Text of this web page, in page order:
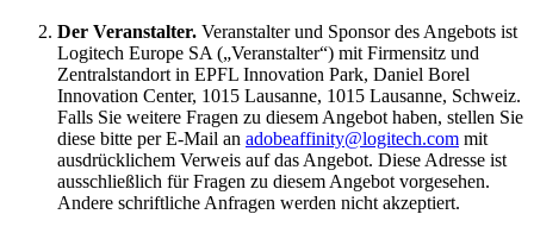
Der Veranstalter. Veranstalter und Sponsor des Angebots ist
Logitech Europe SA („Veranstalter“) mit Firmensitz und
Zentralstandort in EPFL Innovation Park, Daniel Borel
Innovation Center, 1015 Lausanne, 1015 Lausanne, Schweiz.
Falls Sie weitere Fragen zu diesem Angebot haben, stellen Sie
diese bitte per E-Mail an adobeaffinity@logitech.com mit
ausdrücklichem Verweis auf das Angebot. Diese Adresse ist
ausschließlich für Fragen zu diesem Angebot vorgesehen.
Andere schriftliche Anfragen werden nicht akzeptiert.